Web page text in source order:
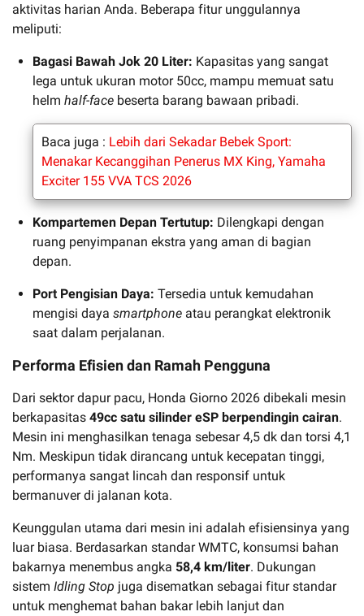
aktivitas harian Anda. Beberapa fitur unggulannya
meliputi:
Bagasi Bawah Jok 20 Liter: Kapasitas yang sangat
lega untuk ukuran motor 50cc, mampu memuat satu
helm half-face beserta barang bawaan pribadi.
Baca juga : Lebih dari Sekadar Bebek Sport:
Menakar Kecanggihan Penerus MX King, Yamaha
Exciter 155 VVA TCS 2026
Kompartemen Depan Tertutup: Dilengkapi dengan
ruang penyimpanan ekstra yang aman di bagian
depan.
Port Pengisian Daya: Tersedia untuk kemudahan
mengisi daya smartphone atau perangkat elektronik
saat dalam perjalanan.
Performa Efisien dan Ramah Pengguna
Dari sektor dapur pacu, Honda Giorno 2026 dibekali mesin
berkapasitas 49cc satu silinder eSP berpendingin cairan.
Mesin ini menghasilkan tenaga sebesar 4,5 dk dan torsi 4,1
Nm. Meskipun tidak dirancang untuk kecepatan tinggi,
performanya sangat lincah dan responsif untuk
bermanuver di jalanan kota.
Keunggulan utama dari mesin ini adalah efisiensinya yang
luar biasa. Berdasarkan standar WMTC, konsumsi bahan
bakarnya menembus angka 58,4 km/liter. Dukungan
sistem Idling Stop juga disematkan sebagai fitur standar
untuk menghemat bahan bakar lebih lanjut dan